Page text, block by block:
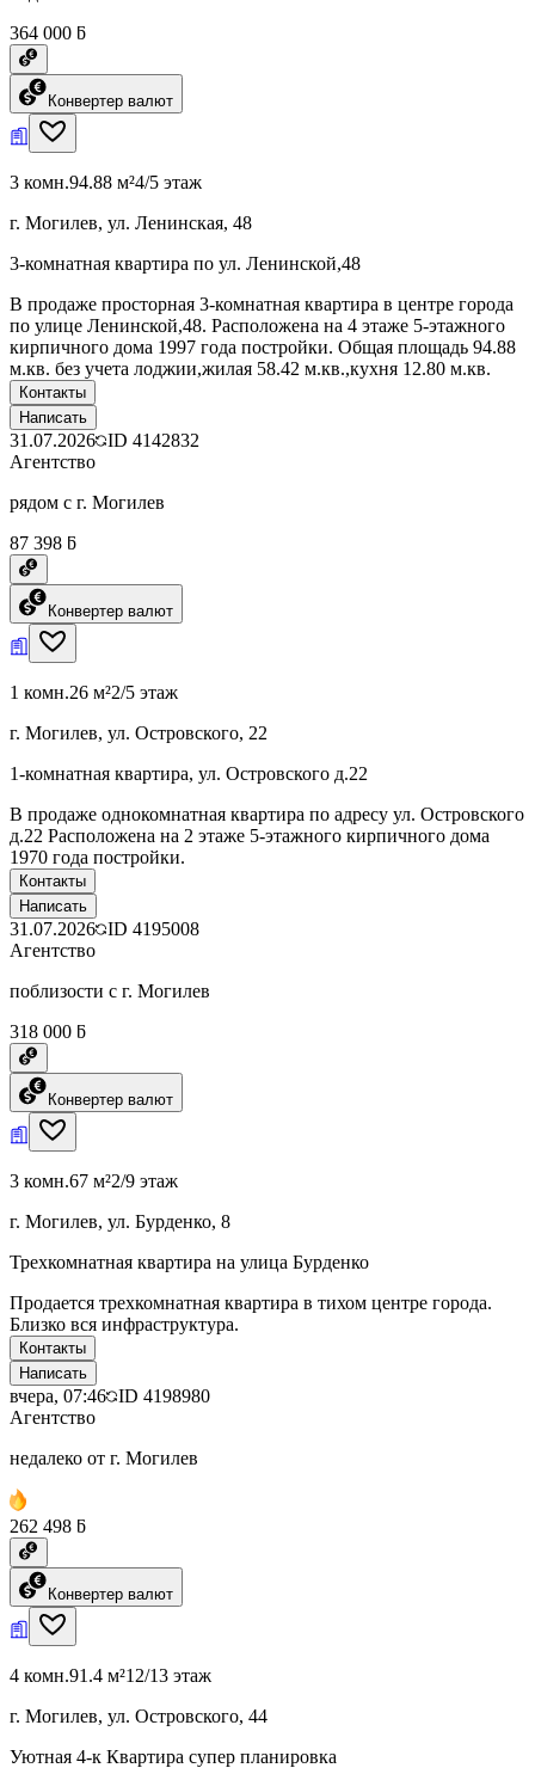
364 000 ƃ
Конвертер валют
3 комн.94.88 м²4/5 этаж
г. Могилев, ул. Ленинская, 48
3-комнатная квартира по ул. Ленинской,48
В продаже просторная 3-комнатная квартира в центре города
по улице Ленинской,48. Расположена на 4 этаже 5-этажного
кирпичного дома 1997 года постройки. Общая площадь 94.88
м.кв. без учета лоджии,жилая 58.42 м.кв.,кухня 12.80 м.кв.
Контакты
Написать
31.07.2026 ID 4142832
Агентство
рядом с г. Могилев
87 398 ƃ
Конвертер валют
1 комн.26 м²2/5 этаж
г. Могилев, ул. Островского, 22
1-комнатная квартира, ул. Островского д.22
В продаже однокомнатная квартира по адресу ул. Островского
д.22 Расположена на 2 этаже 5-этажного кирпичного дома
1970 года постройки.
Контакты
Написать
31.07.2026 ID 4195008
Агентство
поблизости с г. Могилев
318 000 ƃ
Конвертер валют
3 комн.67 м²2/9 этаж
г. Могилев, ул. Бурденко, 8
Трехкомнатная квартира на улица Бурденко
Продается трехкомнатная квартира в тихом центре города.
Близко вся инфраструктура.
Контакты
Написать
вчера, 07:46 ID 4198980
Агентство
недалеко от г. Могилев
262 498 ƃ
Конвертер валют
4 комн.91.4 м²12/13 этаж
г. Могилев, ул. Островского, 44
Уютная 4-к Квартира супер планировка